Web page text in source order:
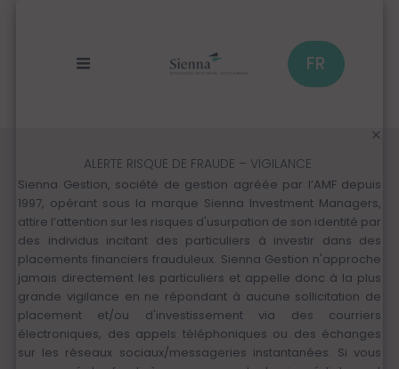
FR
ALERTE RISQUE DE FRAUDE – VIGILANCE
Sienna Gestion, société de gestion agréée par l’AMF depuis
1997, opérant sous la marque Sienna Investment Managers,
attire l’attention sur les risques d'usurpation de son identité par
des individus incitant des particuliers à investir dans des
placements financiers frauduleux. Sienna Gestion n'approche
jamais directement les particuliers et appelle donc à la plus
grande vigilance en ne répondant à aucune sollicitation de
placement et/ou d'investissement via des courriers
électroniques, des appels téléphoniques ou des échanges
sur les réseaux sociaux/messageries instantanées. Si vous